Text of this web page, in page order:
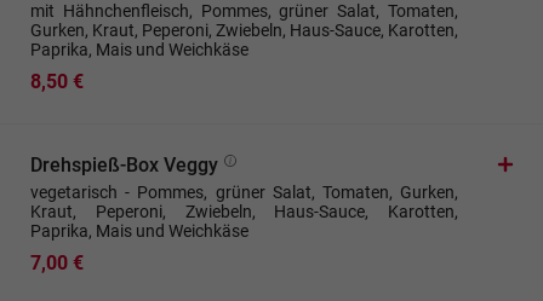
mit Hähnchenfleisch, Pommes, grüner Salat, Tomaten,
Gurken, Kraut, Peperoni, Zwiebeln, Haus-Sauce, Karotten,
Paprika, Mais und Weichkäse
8,50 €
Drehspieß-Box Veggy
vegetarisch - Pommes, grüner Salat, Tomaten, Gurken,
Kraut, Peperoni, Zwiebeln, Haus-Sauce, Karotten,
Paprika, Mais und Weichkäse
7,00 €